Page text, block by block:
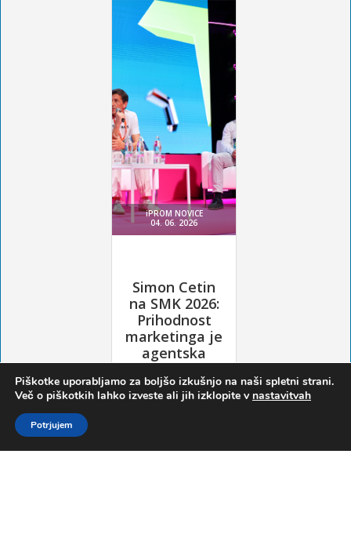
Piškotke uporabljamo za boljšo izkušnjo na naši spletni strani.
Več o piškotkih lahko izveste ali jih izklopite v nastavitvah
Potrjujem